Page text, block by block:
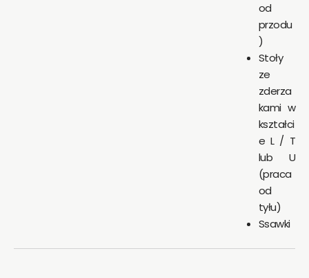
od
przodu
)
Stoły
ze
zderza
kami w
kształci
e L / T
lub U
(praca
od
tyłu)
Ssawki